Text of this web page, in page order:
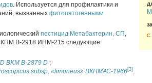
С
. Используется для профилактики и
вызванных фитопатогенными
пестицид Метабактерин, СП ,
В-2918 ИПМ-215 следующие
BKM B-2879 D ;
subsp, «limoneus» ВКПМАС-1966[3] .